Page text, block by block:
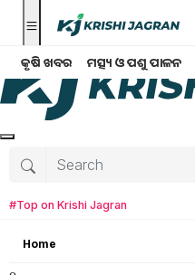
କୃଷି ଖବର ମତ୍ସ୍ୟ ଓ ପଶୁ ପାଳନ
#Top on Krishi Jagran
Home